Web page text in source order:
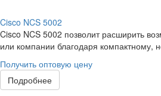
Cisco NCS 5002
Cisco NCS 5002 позволит расширить
или компании благодаря компактному,
Получить оптовую цену
Подробнее